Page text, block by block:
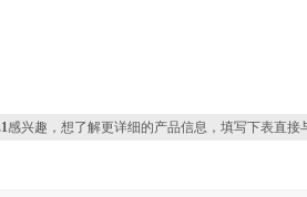
感兴趣，想了解更详细的产品信息，填写下表直接